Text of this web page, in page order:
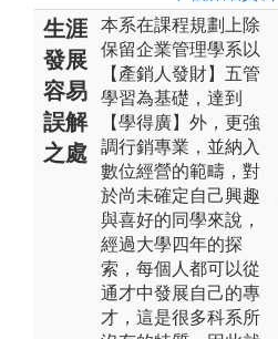
生涯
發展
容易
誤解
之處
本系在課程規劃上除
保留企業管理學系以
【產銷人發財】五管
學習為基礎，達到
【學得廣】外，更強
調行銷專業，並納入
數位經營的範疇，對
於尚未確定自己興趣
與喜好的同學來說，
經過大學四年的探
索，每個人都可以從
通才中發展自己的專
才，這是很多科系所